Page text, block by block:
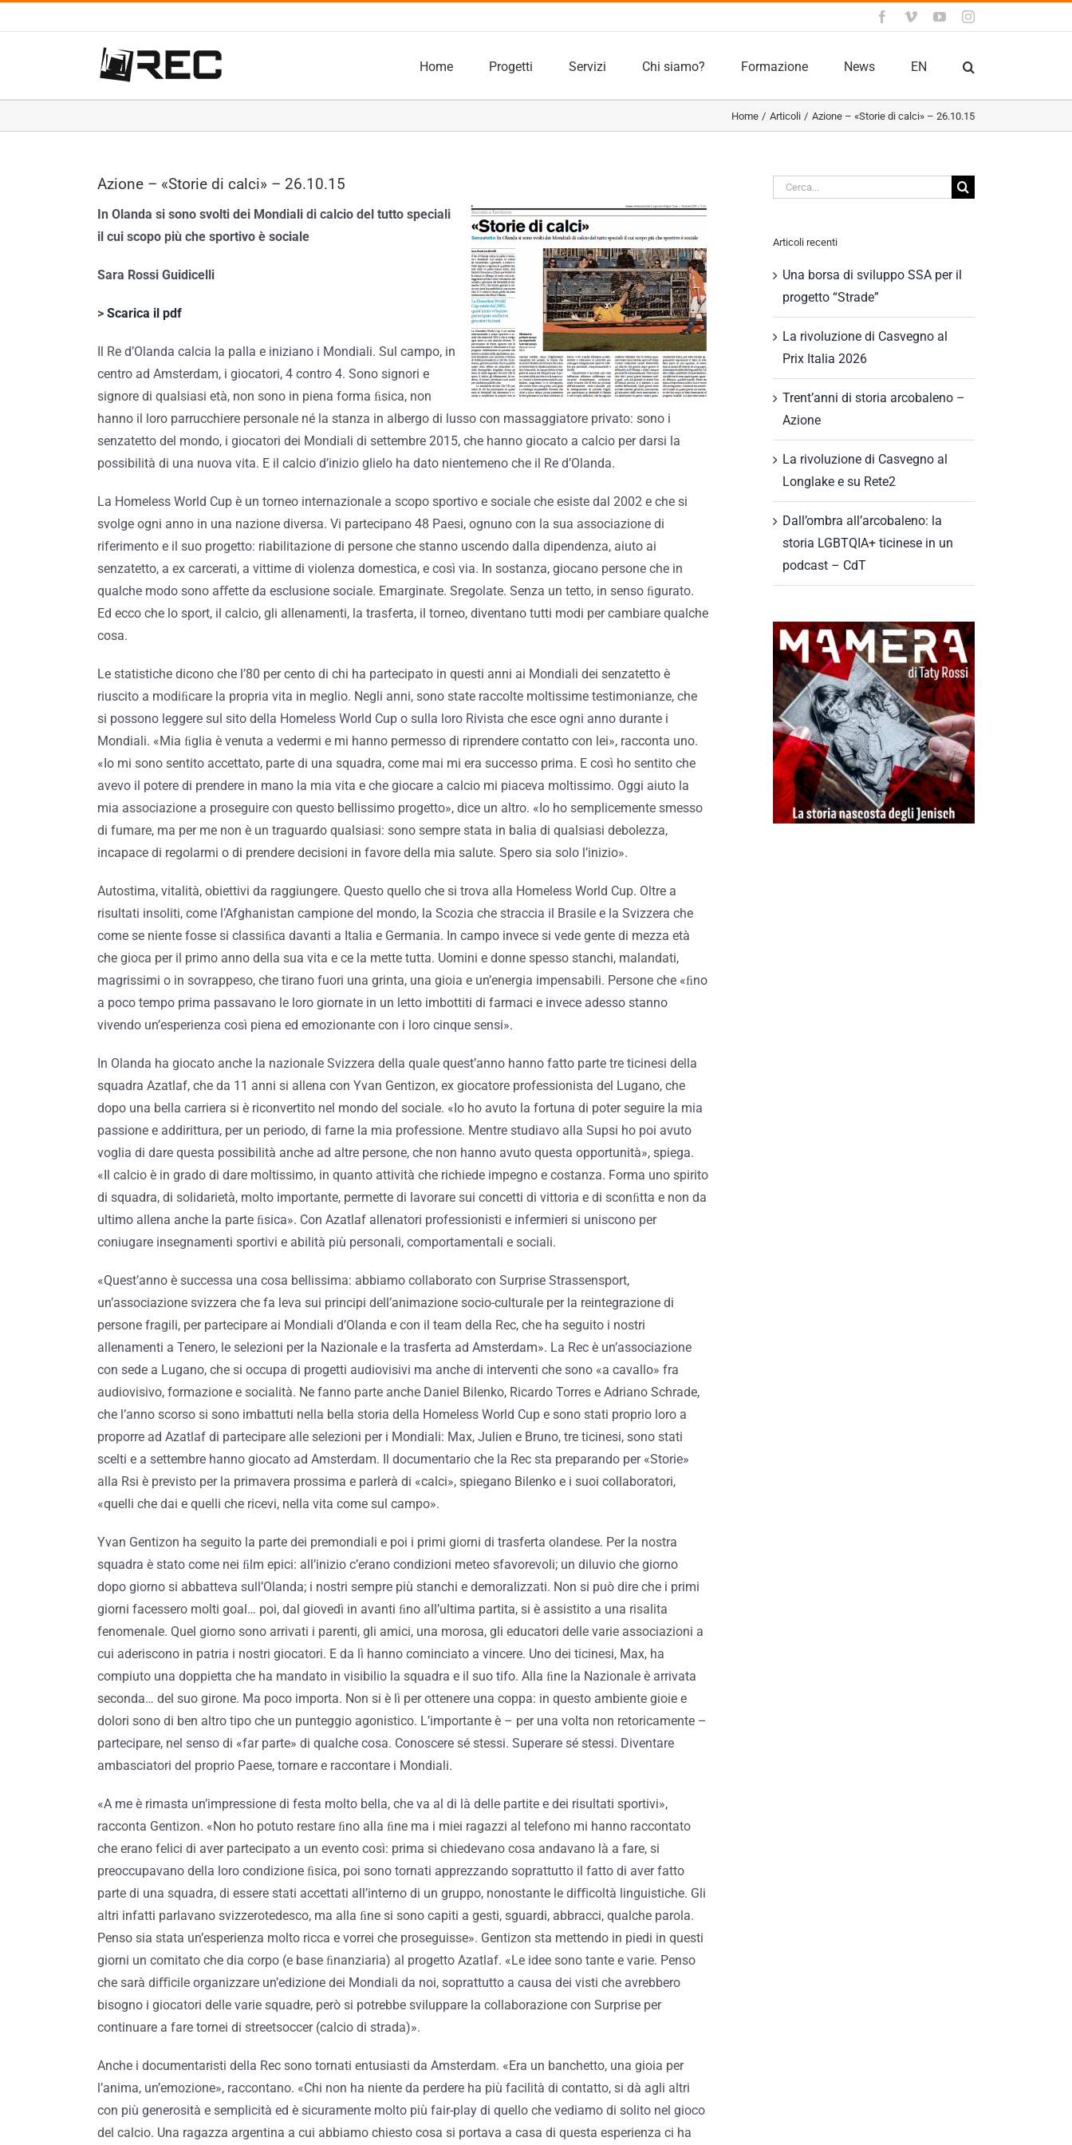
al
Facebook
VimeoYouTubeInstagram
Home Progetti Servizi Chi siamo? Formazione News EN
Home Articoli Azione – «Storie di calci» – 26.10.15
Azione – «Storie di calci» – 26.10.15
In Olanda si sono svolti dei Mondiali di calcio del tutto speciali
il cui scopo più che sportivo è sociale
Sara Rossi Guidicelli
> Scarica il pdf
Il Re d’Olanda calcia la palla e iniziano i Mondiali. Sul campo, in
centro ad Amsterdam, i giocatori, 4 contro 4. Sono signori e
signore di qualsiasi età, non sono in piena forma ﬁsica, non
hanno il loro parrucchiere personale né la stanza in albergo di lusso con massaggiatore privato: sono i
senzatetto del mondo, i giocatori dei Mondiali di settembre 2015, che hanno giocato a calcio per darsi la
possibilità di una nuova vita. E il calcio d’inizio glielo ha dato nientemeno che il Re d’Olanda.
La Homeless World Cup è un torneo internazionale a scopo sportivo e sociale che esiste dal 2002 e che si
svolge ogni anno in una nazione diversa. Vi partecipano 48 Paesi, ognuno con la sua associazione di
riferimento e il suo progetto: riabilitazione di persone che stanno uscendo dalla dipendenza, aiuto ai
senzatetto, a ex carcerati, a vittime di violenza domestica, e così via. In sostanza, giocano persone che in
qualche modo sono aﬀette da esclusione sociale. Emarginate. Sregolate. Senza un tetto, in senso ﬁgurato.
Ed ecco che lo sport, il calcio, gli allenamenti, la trasferta, il torneo, diventano tutti modi per cambiare qualche
cosa.
Le statistiche dicono che l’80 per cento di chi ha partecipato in questi anni ai Mondiali dei senzatetto è
riuscito a modiﬁcare la propria vita in meglio. Negli anni, sono state raccolte moltissime testimonianze, che
si possono leggere sul sito della Homeless World Cup o sulla loro Rivista che esce ogni anno durante i
Mondiali. «Mia ﬁglia è venuta a vedermi e mi hanno permesso di riprendere contatto con lei», racconta uno.
«Io mi sono sentito accettato, parte di una squadra, come mai mi era successo prima. E così ho sentito che
avevo il potere di prendere in mano la mia vita e che giocare a calcio mi piaceva moltissimo. Oggi aiuto la
mia associazione a proseguire con questo bellissimo progetto», dice un altro. «Io ho semplicemente smesso
di fumare, ma per me non è un traguardo qualsiasi: sono sempre stata in balia di qualsiasi debolezza,
incapace di regolarmi o di prendere decisioni in favore della mia salute. Spero sia solo l’inizio».
Autostima, vitalità, obiettivi da raggiungere. Questo quello che si trova alla Homeless World Cup. Oltre a
risultati insoliti, come l’Afghanistan campione del mondo, la Scozia che straccia il Brasile e la Svizzera che
come se niente fosse si classiﬁca davanti a Italia e Germania. In campo invece si vede gente di mezza età
che gioca per il primo anno della sua vita e ce la mette tutta. Uomini e donne spesso stanchi, malandati,
magrissimi o in sovrappeso, che tirano fuori una grinta, una gioia e un’energia impensabili. Persone che «ﬁno
a poco tempo prima passavano le loro giornate in un letto imbottiti di farmaci e invece adesso stanno
vivendo un’esperienza così piena ed emozionante con i loro cinque sensi».
In Olanda ha giocato anche la nazionale Svizzera della quale quest’anno hanno fatto parte tre ticinesi della
squadra Azatlaf, che da 11 anni si allena con Yvan Gentizon, ex giocatore professionista del Lugano, che
dopo una bella carriera si è riconvertito nel mondo del sociale. «Io ho avuto la fortuna di poter seguire la mia
passione e addirittura, per un periodo, di farne la mia professione. Mentre studiavo alla Supsi ho poi avuto
voglia di dare questa possibilità anche ad altre persone, che non hanno avuto questa opportunità», spiega.
«Il calcio è in grado di dare moltissimo, in quanto attività che richiede impegno e costanza. Forma uno spirito
di squadra, di solidarietà, molto importante, permette di lavorare sui concetti di vittoria e di sconﬁtta e non da
ultimo allena anche la parte ﬁsica». Con Azatlaf allenatori professionisti e infermieri si uniscono per
coniugare insegnamenti sportivi e abilità più personali, comportamentali e sociali.
«Quest’anno è successa una cosa bellissima: abbiamo collaborato con Surprise Strassensport,
un’associazione svizzera che fa leva sui principi dell’animazione socio-culturale per la reintegrazione di
persone fragili, per partecipare ai Mondiali d’Olanda e con il team della Rec, che ha seguito i nostri
allenamenti a Tenero, le selezioni per la Nazionale e la trasferta ad Amsterdam». La Rec è un’associazione
con sede a Lugano, che si occupa di progetti audiovisivi ma anche di interventi che sono «a cavallo» fra
audiovisivo, formazione e socialità. Ne fanno parte anche Daniel Bilenko, Ricardo Torres e Adriano Schrade,
che l’anno scorso si sono imbattuti nella bella storia della Homeless World Cup e sono stati proprio loro a
proporre ad Azatlaf di partecipare alle selezioni per i Mondiali: Max, Julien e Bruno, tre ticinesi, sono stati
scelti e a settembre hanno giocato ad Amsterdam. Il documentario che la Rec sta preparando per «Storie»
alla Rsi è previsto per la primavera prossima e parlerà di «calci», spiegano Bilenko e i suoi collaboratori,
«quelli che dai e quelli che ricevi, nella vita come sul campo».
Yvan Gentizon ha seguito la parte dei premondiali e poi i primi giorni di trasferta olandese. Per la nostra
squadra è stato come nei ﬁlm epici: all’inizio c’erano condizioni meteo sfavorevoli; un diluvio che giorno
dopo giorno si abbatteva sull’Olanda; i nostri sempre più stanchi e demoralizzati. Non si può dire che i primi
giorni facessero molti goal… poi, dal giovedì in avanti ﬁno all’ultima partita, si è assistito a una risalita
fenomenale. Quel giorno sono arrivati i parenti, gli amici, una morosa, gli educatori delle varie associazioni a
cui aderiscono in patria i nostri giocatori. E da lì hanno cominciato a vincere. Uno dei ticinesi, Max, ha
compiuto una doppietta che ha mandato in visibilio la squadra e il suo tifo. Alla ﬁne la Nazionale è arrivata
seconda… del suo girone. Ma poco importa. Non si è lì per ottenere una coppa: in questo ambiente gioie e
dolori sono di ben altro tipo che un punteggio agonistico. L’importante è – per una volta non retoricamente –
partecipare, nel senso di «far parte» di qualche cosa. Conoscere sé stessi. Superare sé stessi. Diventare
ambasciatori del proprio Paese, tornare e raccontare i Mondiali.
«A me è rimasta un’impressione di festa molto bella, che va al di là delle partite e dei risultati sportivi»,
racconta Gentizon. «Non ho potuto restare ﬁno alla ﬁne ma i miei ragazzi al telefono mi hanno raccontato
che erano felici di aver partecipato a un evento così: prima si chiedevano cosa andavano là a fare, si
preoccupavano della loro condizione ﬁsica, poi sono tornati apprezzando soprattutto il fatto di aver fatto
parte di una squadra, di essere stati accettati all’interno di un gruppo, nonostante le diﬃcoltà linguistiche. Gli
altri infatti parlavano svizzerotedesco, ma alla ﬁne si sono capiti a gesti, sguardi, abbracci, qualche parola.
Penso sia stata un’esperienza molto ricca e vorrei che proseguisse». Gentizon sta mettendo in piedi in questi
giorni un comitato che dia corpo (e base ﬁnanziaria) al progetto Azatlaf. «Le idee sono tante e varie. Penso
che sarà diﬃcile organizzare un’edizione dei Mondiali da noi, soprattutto a causa dei visti che avrebbero
bisogno i giocatori delle varie squadre, però si potrebbe sviluppare la collaborazione con Surprise per
continuare a fare tornei di streetsoccer (calcio di strada)».
Anche i documentaristi della Rec sono tornati entusiasti da Amsterdam. «Era un banchetto, una gioia per
l’anima, un’emozione», raccontano. «Chi non ha niente da perdere ha più facilità di contatto, si dà agli altri
con più generosità e semplicità ed è sicuramente molto più fair-play di quello che vediamo di solito nel gioco
del calcio. Una ragazza argentina a cui abbiamo chiesto cosa si portava a casa di questa esperienza ci ha
Cerca
Articoli recenti
Una borsa di sviluppo SSA per il
progetto “Strade”
La rivoluzione di Casvegno al
Prix Italia 2026
Trent’anni di storia arcobaleno –
Azione
La rivoluzione di Casvegno al
Longlake e su Rete2
Dall’ombra all’arcobaleno: la
storia LGBTQIA+ ticinese in un
podcast – CdT